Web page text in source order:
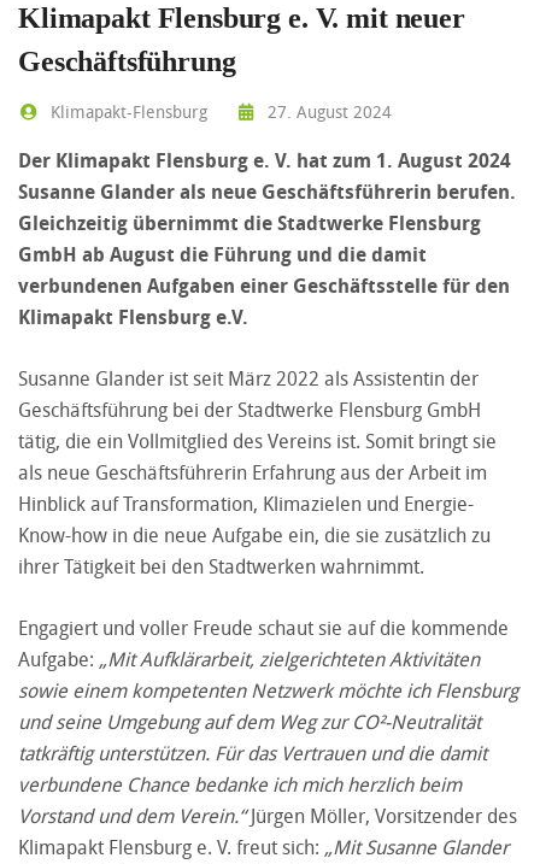
Klimapakt Flensburg e. V. mit neuer
Geschäftsführung
Klimapakt-Flensburg 27. August 2024
Der Klimapakt Flensburg e. V. hat zum 1. August 2024
Susanne Glander als neue Geschäftsführerin berufen.
Gleichzeitig übernimmt die Stadtwerke Flensburg
GmbH ab August die Führung und die damit
verbundenen Aufgaben einer Geschäftsstelle für den
Klimapakt Flensburg e.V.
Susanne Glander ist seit März 2022 als Assistentin der
Geschäftsführung bei der Stadtwerke Flensburg GmbH
tätig, die ein Vollmitglied des Vereins ist. Somit bringt sie
als neue Geschäftsführerin Erfahrung aus der Arbeit im
Hinblick auf Transformation, Klimazielen und Energie-
Know-how in die neue Aufgabe ein, die sie zusätzlich zu
ihrer Tätigkeit bei den Stadtwerken wahrnimmt.
Engagiert und voller Freude schaut sie auf die kommende
Aufgabe: „Mit Aufklärarbeit, zielgerichteten Aktivitäten
sowie einem kompetenten Netzwerk möchte ich Flensburg
und seine Umgebung auf dem Weg zur CO²-Neutralität
tatkräftig unterstützen. Für das Vertrauen und die damit
verbundene Chance bedanke ich mich herzlich beim
Vorstand und dem Verein.“Jürgen Möller, Vorsitzender des
Klimapakt Flensburg e. V. freut sich: „Mit Susanne Glander